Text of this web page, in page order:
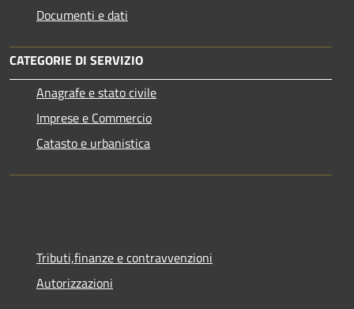
Documenti e dati
CATEGORIE DI SERVIZIO
Anagrafe e stato civile
Imprese e Commercio
Catasto e urbanistica
Tributi,finanze e contravvenzioni
Autorizzazioni